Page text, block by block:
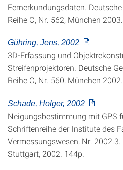
Fernerkundungsdaten.
Reihe C, Nr. 562, München
Gühring, Jens, 2002
3D-Erfassung und
Streifenprojektoren. Deutsche
Reihe C, Nr. 560, München
Schade, Holger, 2002
Neigungsbestimmung mit GPS
Schriftenreihe der Institute des
Vermessungswesen, Nr.
Stuttgart, 2002. 144p.